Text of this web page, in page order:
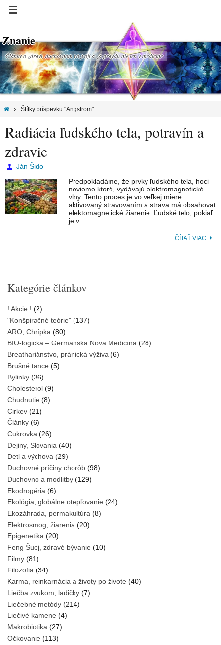
Znanie
Články o zdraví, duchovnom rozvoji a za pravdu nie len v medicíne.
Štítky príspevku "Angstrom"
Radiácia ľudského tela, potravín a
zdravie
Ján Šido
Predpokladáme, že prvky ľudského tela, hoci
nevieme ktoré, vydávajú elektromagnetické
vlny. Tento proces je vo veľkej miere
aktivovaný stravovaním a strava má obsahovať
elektomagnetické žiarenie. Ľudské telo, pokiaľ
je v…
ČÍTAŤ VIAC
Kategórie článkov
! Akcie ! (2)
"Konšpiračné teórie" (137)
ARO, Chrípka (80)
BIO-logická – Germánska Nová Medicína (28)
Breathariánstvo, pránická výživa (6)
Brušné tance (5)
Bylinky (36)
Cholesterol (9)
Chudnutie (8)
Cirkev (21)
Články (6)
Cukrovka (26)
Dejiny, Slovania (40)
Deti a výchova (29)
Duchovné príčiny chorôb (98)
Duchovno a modlitby (129)
Ekodrogéria (6)
Ekológia, globálne otepľovanie (24)
Ekozáhrada, permakultúra (8)
Elektrosmog, žiarenia (20)
Epigenetika (20)
Feng Šuej, zdravé bývanie (10)
Filmy (81)
Filozofia (34)
Karma, reinkarnácia a životy po živote (40)
Liečba zvukom, ladičky (7)
Liečebné metódy (214)
Liečivé kamene (4)
Makrobiotika (27)
Očkovanie (113)